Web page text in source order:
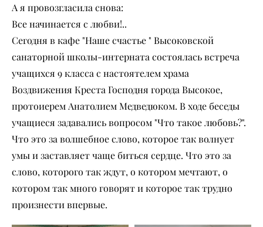
А я провозгласила снова:
Все начинается с любви!..
Сегодня в кафе "Наше счастье " Высоковской
санаторной школы-интерната состоялась встреча
учащихся 9 класса с настоятелем храма
Воздвижения Креста Господня города Высокое,
протоиерем Анатолием Медведюком. В ходе беседы
учащиеся задавались вопросом "Что такое любовь?".
Что это за волшебное слово, которое так волнует
умы и заставляет чаще биться сердце. Что это за
слово, которого так ждут, о котором мечтают, о
котором так много говорят и которое так трудно
произнести впервые.